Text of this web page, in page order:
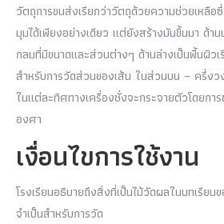
วัตถุการขนส่งเรียกว่าวัตถุด้วยความช่วยเหลือ
มุมได้เพียงอย่างเดียว แต่ยังสร้างมันขึ้นมา ด้า
กลมที่มีขนาดและส่วนต่างๆ ด้านล่างเป็นพื้นผิว
สำหรับการวัดส่วนของเส้น ในส่วนบน – ครึ่งว
ในแต่ละทิศทางเครื่องชั่งจะกระจายตัวโดยก
องศา
เงื่อนไขการใช้งาน
โรงเรียนอธิบายถึงสิ่งที่เป็นไม้วัดผลในบทเรีย
จำเป็นสำหรับการวัด